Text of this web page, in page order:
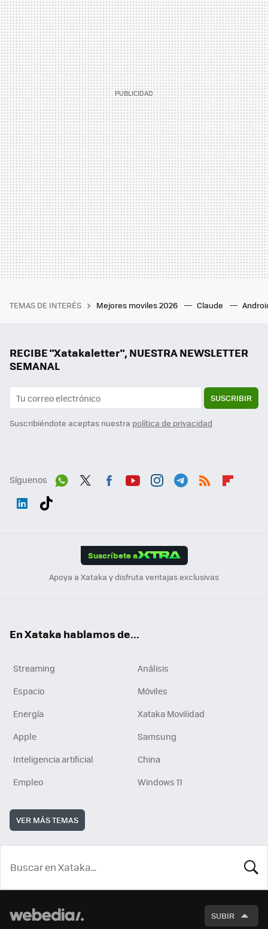
TEMAS DE INTERÉS Mejores moviles 2026 Claude
RECIBE "Xatakaletter", NUESTRA NEWSLETTER
SEMANAL
SUSCRIBIR
Suscribiéndote aceptas nuestra política de privacidad
Síguenos
Suscríbete a
Apoya a Xataka y disfruta ventajas exclusivas
En Xataka hablamos de...
Streaming
Análisis
Espacio
Móviles
Energía
Xataka Movilidad
Apple
Samsung
Inteligencia artificial
China
Empleo
Windows 11
VER MÁS TEMAS
SUBIR